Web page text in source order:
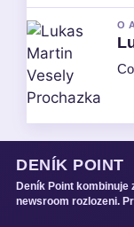
O
DENÍK POINT
Deník Point kombinuje
newsroom rozlozeni.